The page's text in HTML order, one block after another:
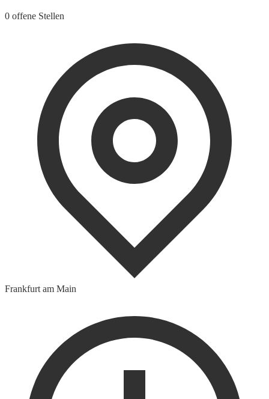
0 offene Stellen
Frankfurt am Main